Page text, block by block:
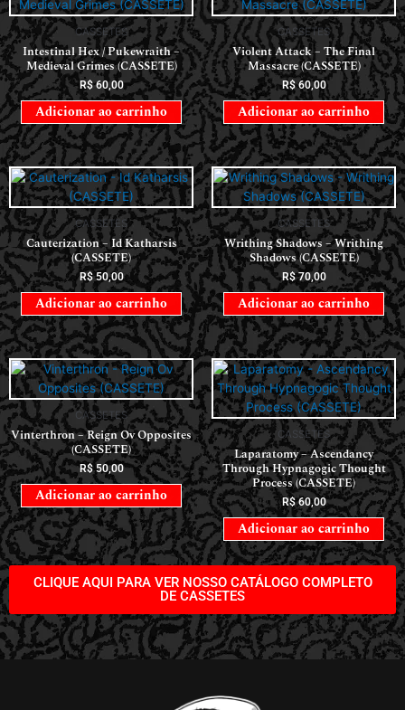
CASSETES
Intestinal Hex / Pukewraith –
Medieval Grimes (CASSETE)
R$60,00
Adicionar ao carrinho
CASSETES
Violent Attack – The Final
Massacre (CASSETE)
R$60,00
Adicionar ao carrinho
CASSETES
Cauterization – Id Katharsis
(CASSETE)
R$50,00
Adicionar ao carrinho
CASSETES
Writhing Shadows – Writhing
Shadows (CASSETE)
R$70,00
Adicionar ao carrinho
CASSETES
Vinterthron – Reign Ov Opposites
(CASSETE)
R$50,00
Adicionar ao carrinho
CASSETES
Laparatomy – Ascendancy
Through Hypnagogic Thought
Process (CASSETE)
R$60,00
Adicionar ao carrinho
CLIQUE AQUI PARA VER NOSSO CATÁLOGO COMPLETO
DE CASSETES